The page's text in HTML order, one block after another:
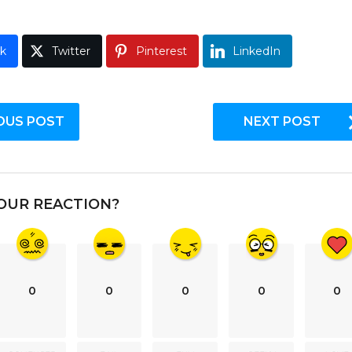
Twitter Pinterest LinkedIn
POST NEXT POST
REACTION?
0 0 0 0 0